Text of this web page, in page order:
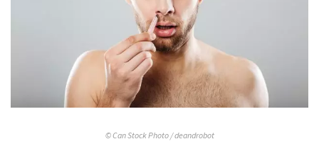
© Can Stock Photo / deandrobot